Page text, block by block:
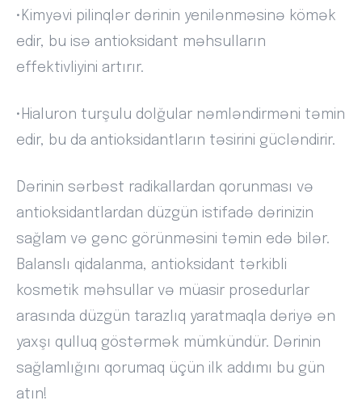
•Kimyəvi pilinqlər dərinin yenilənməsinə kömək
edir, bu isə antioksidant məhsulların
effektivliyini artırır.
•Hialuron turşulu dolğular nəmləndirməni təmin
edir, bu da antioksidantların təsirini gücləndirir.
Dərinin sərbəst radikallardan qorunması və
antioksidantlardan düzgün istifadə dərinizin
sağlam və gənc görünməsini təmin edə bilər.
Balanslı qidalanma, antioksidant tərkibli
kosmetik məhsullar və müasir prosedurlar
arasında düzgün tarazlıq yaratmaqla dəriyə ən
yaxşı qulluq göstərmək mümkündür. Dərinin
sağlamlığını qorumaq üçün ilk addımı bu gün
atın!